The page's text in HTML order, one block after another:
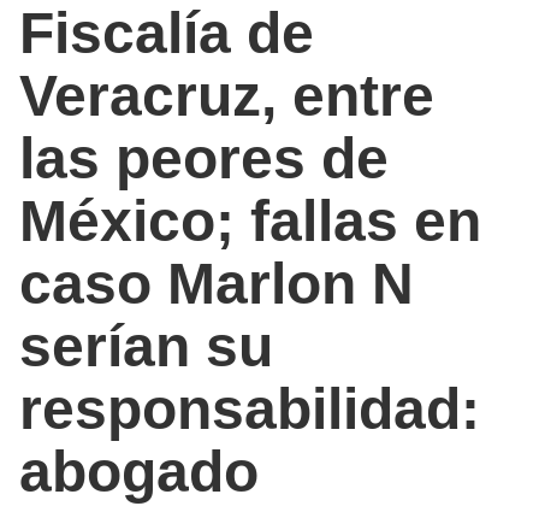
Fiscalía de
Veracruz, entre
las peores de
México; fallas en
caso Marlon N
serían su
responsabilidad:
abogado